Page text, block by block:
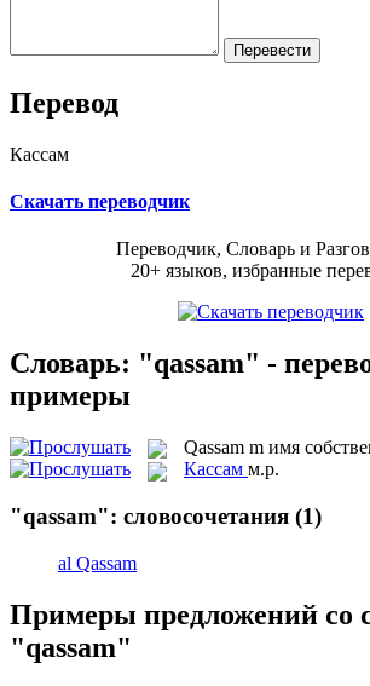
Перевод
Кассам
Скачать переводчик
Переводчик, Словарь и
20+ языков, избранные
Словарь: "qassam" -
примеры
Qassam m имя
Кассам м.р.
"qassam": словосочетания (1)
al Qassam
Примеры предложений со
"qassam"